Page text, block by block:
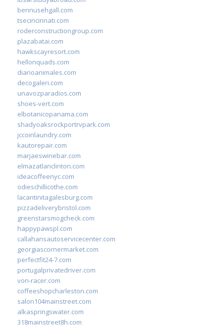
bennusehgall.com
tsecincinnati.com
roderconstructiongroup.com
plazabatai.com
hawkscayresort.com
hellonquads.com
diarioanimales.com
decogaleri.com
unavozparadios.com
shoes-vert.com
elbotanicopanama.com
shadyoaksrockportrvpark.com
jccoinlaundry.com
kautorepair.com
marjaeswinebar.com
elmazatlanclinton.com
ideacoffeenyc.com
odieschillicothe.com
lacantinitagalesburg.com
pizzadeliverybristol.com
greenstarsmogcheck.com
happypawspl.com
callahansautoservicecenter.com
georgiascornermarket.com
perfectfit24-7.com
portugalprivatedriver.com
von-racer.com
coffeeshopcharleston.com
salon104mainstreet.com
alkaspringswater.com
318mainstreet8h.com